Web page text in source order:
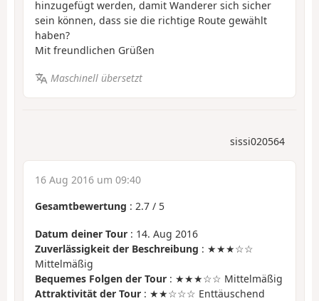
hinzugefügt werden, damit Wanderer sich sicher
sein können, dass sie die richtige Route gewählt
haben?
Mit freundlichen Grüßen
Maschinell übersetzt
sissi020564
16 Aug 2016 um 09:40
Gesamtbewertung : 2.7 / 5
Datum deiner Tour : 14. Aug 2016
Zuverlässigkeit der Beschreibung : ★★★☆☆
Mittelmäßig
Bequemes Folgen der Tour : ★★★☆☆ Mittelmäßig
Attraktivität der Tour : ★★☆☆☆ Enttäuschend